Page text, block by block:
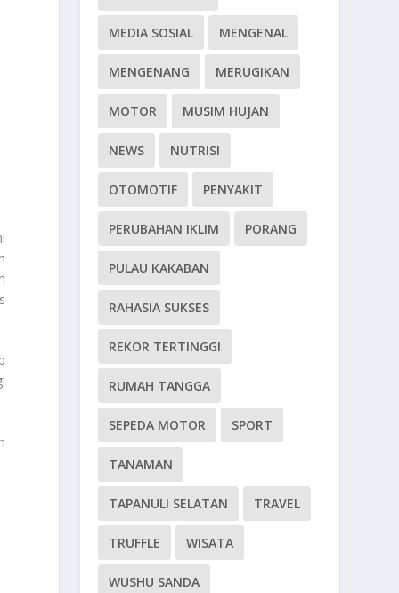
MEDIA SOSIAL MENGENAL
MENGENANG MERUGIKAN
MOTOR MUSIM HUJAN
NEWS NUTRISI
OTOMOTIF PENYAKIT
PERUBAHAN IKLIM PORANG
PULAU KAKABAN
RAHASIA SUKSES
REKOR TERTINGGI
RUMAH TANGGA
SEPEDA MOTOR SPORT
TANAMAN
TAPANULI SELATAN TRAVEL
TRUFFLE WISATA
WUSHU SANDA